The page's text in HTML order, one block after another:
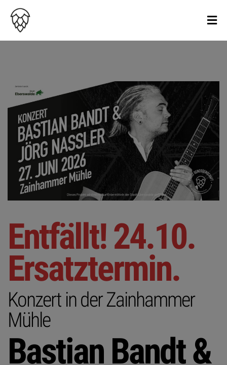
Entfällt! 24.10.
Ersatztermin.
Konzert in der Zainhammer
Mühle
Bastian Bandt &